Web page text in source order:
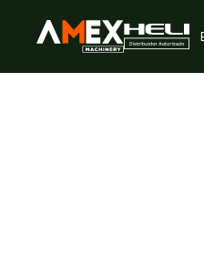
Inicio Equipos Nuevos